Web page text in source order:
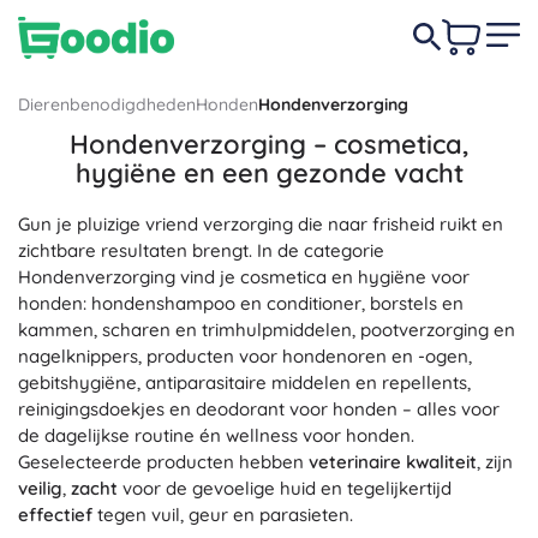
DierenbenodigdhedenHondenHondenverzorging
Hondenverzorging – cosmetica,
hygiëne en een gezonde vacht
Gun je pluizige vriend verzorging die naar frisheid ruikt en
zichtbare resultaten brengt. In de categorie
Hondenverzorging vind je cosmetica en hygiëne voor
honden: hondenshampoo en conditioner, borstels en
kammen, scharen en trimhulpmiddelen, pootverzorging en
nagelknippers, producten voor hondenoren en -ogen,
gebitshygiëne, antiparasitaire middelen en repellents,
reinigingsdoekjes en deodorant voor honden – alles voor
de dagelijkse routine én wellness voor honden.
Geselecteerde producten hebben veterinaire kwaliteit, zijn
veilig, zacht voor de gevoelige huid en tegelijkertijd
effectief tegen vuil, geur en parasieten.